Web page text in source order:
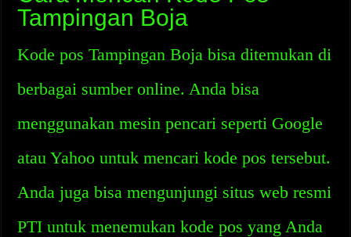
Tampingan Boja
Kode pos Tampingan Boja bisa ditemukan di
berbagai sumber online. Anda bisa
menggunakan mesin pencari seperti Google
atau Yahoo untuk mencari kode pos tersebut.
Anda juga bisa mengunjungi situs web resmi
PTI untuk menemukan kode pos yang Anda